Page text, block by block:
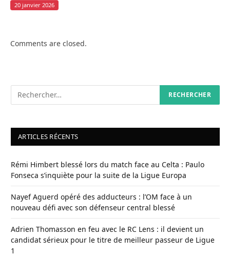
20 janvier 2026
Comments are closed.
ARTICLES RÉCENTS
Rémi Himbert blessé lors du match face au Celta : Paulo
Fonseca s’inquiète pour la suite de la Ligue Europa
Nayef Aguerd opéré des adducteurs : l’OM face à un
nouveau défi avec son défenseur central blessé
Adrien Thomasson en feu avec le RC Lens : il devient un
candidat sérieux pour le titre de meilleur passeur de Ligue
1